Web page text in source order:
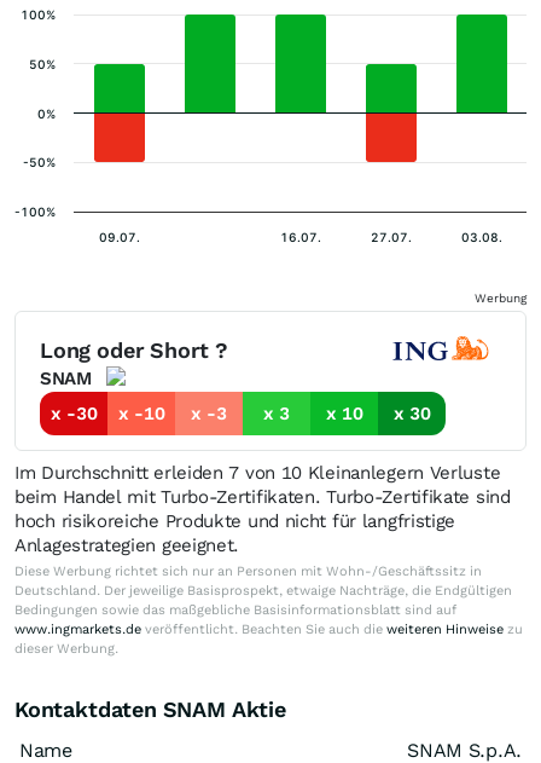
09.07. 16.07. 27.07. 03.08.
-100%
-50%
0%
50%
100%
Werbung
Long oder Short ?
SNAM
x -30
x -10 x -3 x 3 x 10 x 30
Im Durchschnitt erleiden 7 von 10 Kleinanlegern Verluste
beim Handel mit Turbo-Zertifikaten. Turbo-Zertifikate sind
hoch risikoreiche Produkte und nicht für langfristige
Anlagestrategien geeignet.
Diese Werbung richtet sich nur an Personen mit Wohn-/Geschäftssitz in
Deutschland. Der jeweilige Basisprospekt, etwaige Nachträge, die Endgültigen
Bedingungen sowie das maßgebliche Basisinformationsblatt sind auf
www.ingmarkets.de veröffentlicht. Beachten Sie auch die weiteren Hinweise zu
dieser Werbung.
Kontaktdaten SNAM Aktie
Name
SNAM S.p.A.